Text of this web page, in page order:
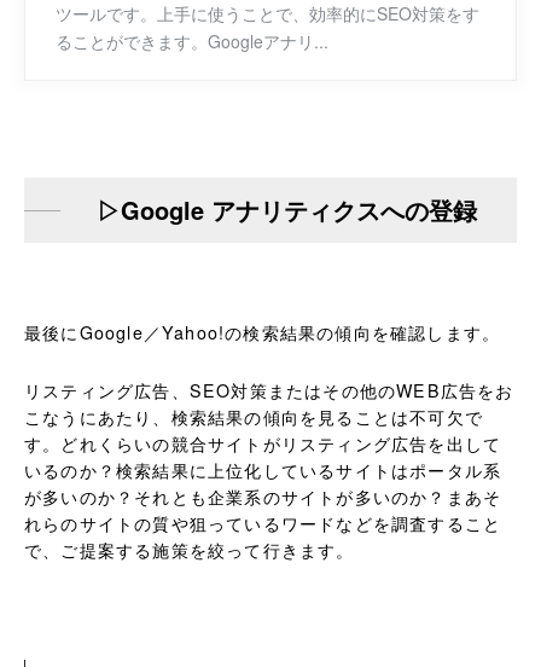
ツールです。上手に使うことで、効率的にSEO対策をす
ることができます。Googleアナリ...
▷Google アナリティクスへの登録
最後にGoogle／Yahoo!の検索結果の傾向を確認します。
リスティング広告、SEO対策またはその他のWEB広告をお
こなうにあたり、検索結果の傾向を見ることは不可欠で
す。どれくらいの競合サイトがリスティング広告を出して
いるのか？検索結果に上位化しているサイトはポータル系
が多いのか？それとも企業系のサイトが多いのか？まあそ
れらのサイトの質や狙っているワードなどを調査すること
で、ご提案する施策を絞って行きます。